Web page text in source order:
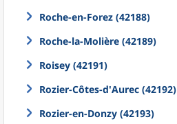
Roche-en-Forez (42188)
Roche-la-Molière (42189)
Roisey (42191)
Rozier-Côtes-d'Aurec (42192)
Rozier-en-Donzy (42193)